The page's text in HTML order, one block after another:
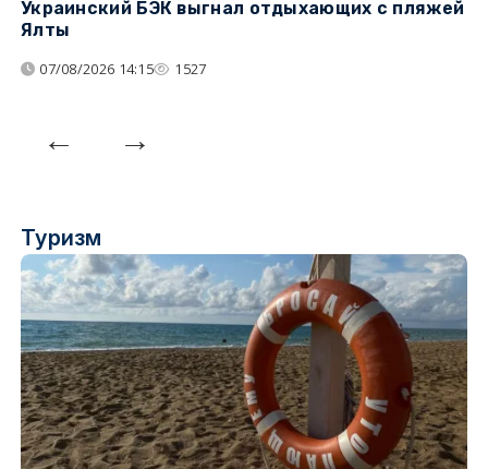
Украинский БЭК выгнал отдыхающих с пляжей
Ялты
07/08/2026 14:15 1527
Туризм